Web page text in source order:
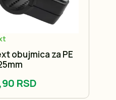
obujmica za PE
RSD